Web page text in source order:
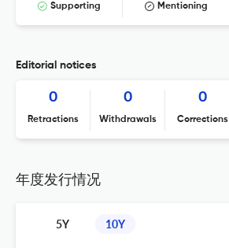
Supporting Mentioning
Editorial notices
0
Retractions
0
Withdrawals
0
Corrections
年度发行情况
5Y 10Y